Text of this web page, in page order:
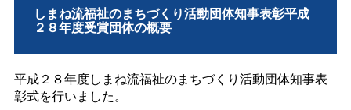
しまね流福祉のまちづくり活動団体知事表彰平成
２８年度受賞団体の概要
平成２８年度しまね流福祉のまちづくり活動団体知事表
彰式を行いました。